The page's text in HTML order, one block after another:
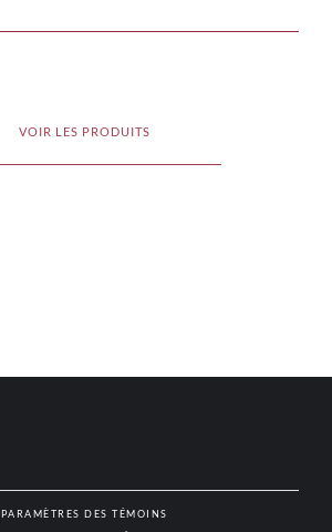
VOIR LES PRODUITS
PARAMÈTRES DES TÉMOINS